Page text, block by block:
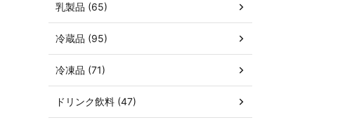
乳製品 (65)
冷蔵品 (95)
冷凍品 (71)
ドリンク飲料 (47)